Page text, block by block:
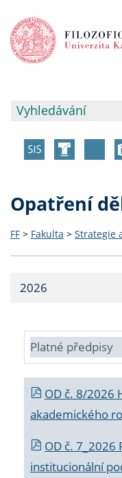
Opatření
FF > Fakulta > Strategie
2026
Platné předpisy
OD č. 8/2026
akademického
OD č.
institucionální